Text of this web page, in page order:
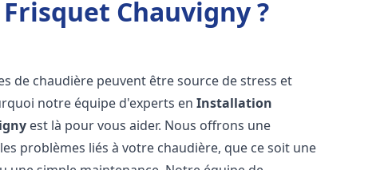
Chauvigny ?
de chaudière peuvent être source de stress et
notre équipe d'experts enInstallation
est là pour vous aider. Nous offrons une
problèmes liés à votre chaudière, que ce soit une